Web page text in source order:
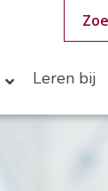
Leren bij